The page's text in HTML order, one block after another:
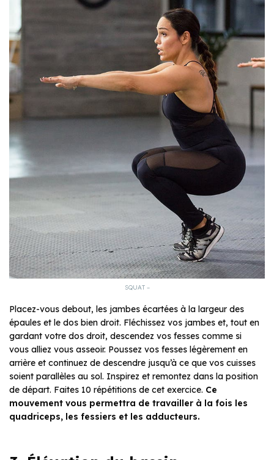
SQUAT –
Placez-vous debout, les jambes écartées à la largeur des
épaules et le dos bien droit. Fléchissez vos jambes et, tout en
gardant votre dos droit, descendez vos fesses comme si
vous alliez vous asseoir. Poussez vos fesses légèrement en
arrière et continuez de descendre jusqu’à ce que vos cuisses
soient parallèles au sol. Inspirez et remontez dans la position
de départ. Faites 10 répétitions de cet exercice. Ce
mouvement vous permettra de travailler à la fois les
quadriceps, les fessiers et les adducteurs.